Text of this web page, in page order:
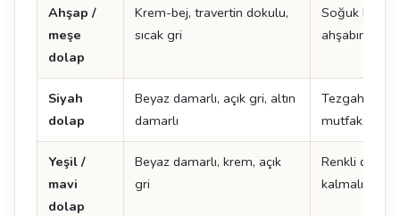
Ahşap /
meşe
dolap
Krem-bej, travertin dokulu,
sıcak gri
Soğuk
ahşabın
Siyah
dolap
Beyaz damarlı, açık gri, altın
damarlı
Tezgah açık
mutfak daha
Yeşil /
mavi
dolap
Beyaz damarlı, krem, açık
gri
Renkli
kalmalı